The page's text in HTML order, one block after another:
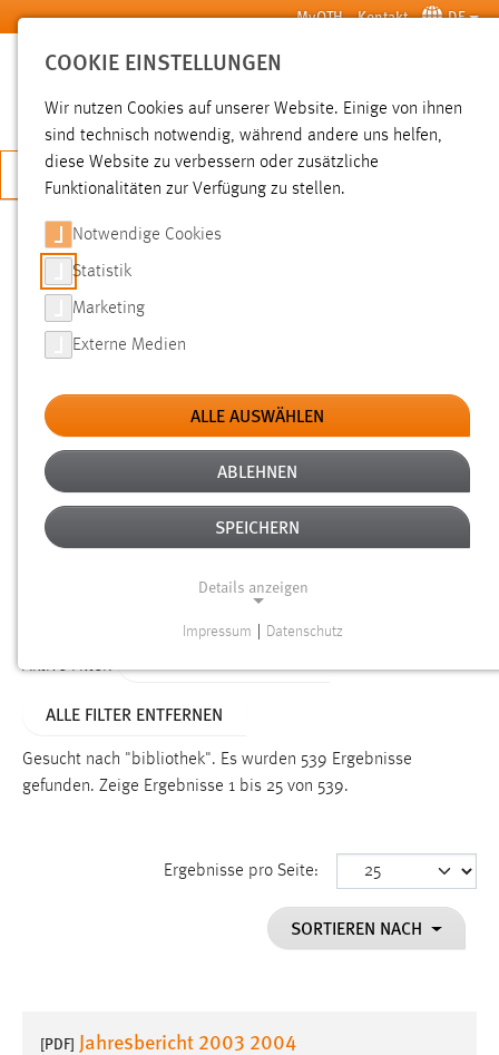
Zum Hauptinhalt springen MyOTH Kontakt DE
SUCHE
JETZT BEWERBEN
SUCHE
FILTER
Typ
Erstellungsdatum
Alter
Aktive Filter:
ALLE FILTER ENTFERNEN
Gesucht nach "bibliothek". Es wurden 539 Ergebnisse
gefunden. Zeige Ergebnisse 1 bis 25 von 539.
Ergebnisse pro Seite:
SORTIEREN NACH
[PDF] Jahresbericht 2003 2004
COOKIE EINSTELLUNGEN
Wir nutzen Cookies auf unserer Website. Einige von ihnen
sind technisch notwendig, während andere uns helfen,
diese Website zu verbessern oder zusätzliche
Funktionalitäten zur Verfügung zu stellen.
Notwendige Cookies
Statistik
Marketing
Externe Medien
ALLE AUSWÄHLEN
ABLEHNEN
SPEICHERN
Details anzeigen
Funktionen und sind für die einwandfreie Funktion der
Einverständnis
cookie_consent
Dieser Cookie speichert die ausgewählten Einverständnis-
Impressum Datenschutz